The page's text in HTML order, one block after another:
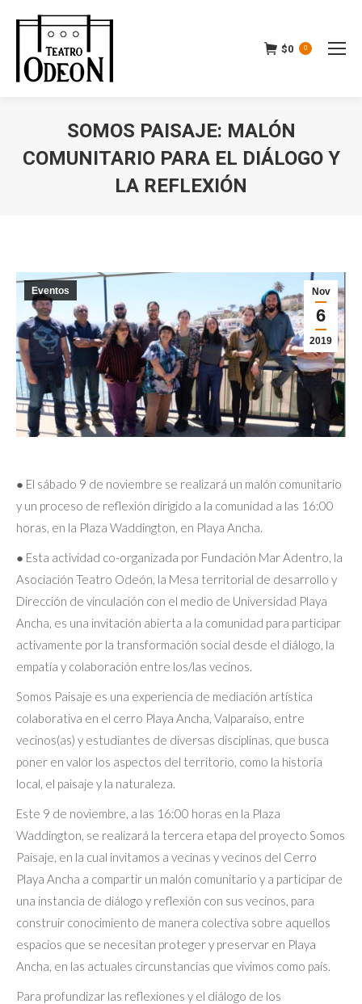
$0 0
SOMOS PAISAJE: MALÓN
COMUNITARIO PARA EL DIÁLOGO Y
LA REFLEXIÓN
Nov
6
2019
Eventos
● El sábado 9 de noviembre se realizará un malón comunitario
y un proceso de reflexión dirigido a la comunidad a las 16:00
horas, en la Plaza Waddington, en Playa Ancha.
● Esta actividad co-organizada por Fundación Mar Adentro, la
Asociación Teatro Odeón, la Mesa territorial de desarrollo y
Dirección de vinculación con el medio de Universidad Playa
Ancha, es una invitación abierta a la comunidad para participar
activamente por la transformación social desde el diálogo, la
empatía y colaboración entre los/las vecinos.
Somos Paisaje es una experiencia de mediación artística
colaborativa en el cerro Playa Ancha, Valparaíso, entre
vecinos(as) y estudiantes de diversas disciplinas, que busca
poner en valor los aspectos del territorio, como la historia
local, el paisaje y la naturaleza.
Este 9 de noviembre, a las 16:00 horas en la Plaza
Waddington, se realizará la tercera etapa del proyecto Somos
Paisaje, en la cual invitamos a vecinas y vecinos del Cerro
Playa Ancha a compartir un malón comunitario y a participar de
una instancia de diálogo y reflexión con sus vecinos, para
construir conocimiento de manera colectiva sobre aquellos
espacios que se necesitan proteger y preservar en Playa
Ancha, en las actuales circunstancias que vivimos como país.
Para profundizar las reflexiones y el diálogo de los